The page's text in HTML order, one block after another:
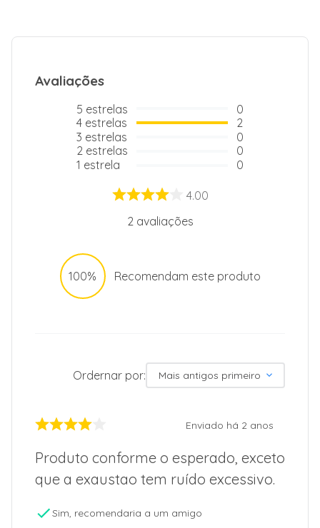
Avaliações
5 estrelas
4 estrelas
3 estrelas
2 estrelas
1 estrela
0
2
0
0
0
4.00
2 avaliações
100% Recomendam este produto
Ordernar por: Mais antigos primeiro
Enviado há 2 anos
Produto conforme o esperado, exceto
que a exaustao tem ruído excessivo.
Sim, recomendaria a um amigo